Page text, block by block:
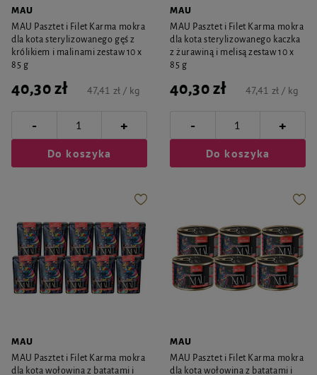
MAU
MAU Pasztet i Filet Karma mokra
dla kota sterylizowanego gęś z
królikiem i malinami zestaw 10 x
85 g
40,30 zł 47,41 zł / kg
- +
Do koszyka
MAU
MAU Pasztet i Filet Karma mokra
dla kota sterylizowanego kaczka
z żurawiną i melisą zestaw 10 x
85 g
40,30 zł 47,41 zł / kg
- +
Do koszyka
MAU
MAU Pasztet i Filet Karma mokra
dla kota wołowina z batatami i
MAU
MAU Pasztet i Filet Karma mokra
dla kota wołowina z batatami i